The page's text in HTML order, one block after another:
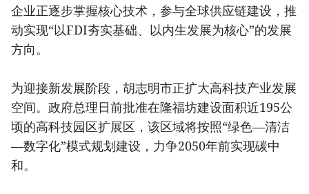
企业正逐步掌握核心技术，参与全球供应链建设，推
动实现“以FDI夯实基础、以内生发展为核心”的发展
方向。
为迎接新发展阶段，胡志明市正扩大高科技产业发展
空间。政府总理日前批准在隆福坊建设面积近195公
顷的高科技园区扩展区，该区域将按照“绿色—清洁
—数字化”模式规划建设，力争2050年前实现碳中
和。